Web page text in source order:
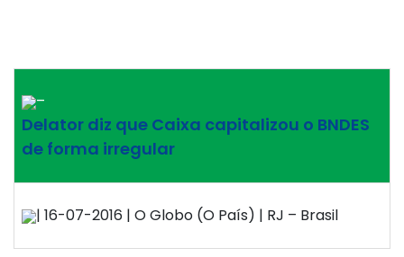
–
Delator diz que Caixa capitalizou o BNDES
de forma irregular
| 16-07-2016 | O Globo (O País) | RJ – Brasil